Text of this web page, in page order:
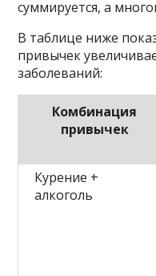
суммируется, а
В таблице ниже
привычек
заболеваний:
Комбинация
привычек
Курение +
алкоголь